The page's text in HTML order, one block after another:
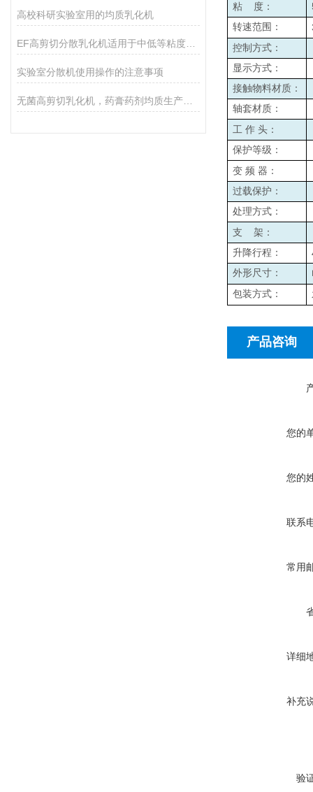
高校科研实验室用的均质乳化机
实验室分散机使用操作的注意事项
粘 度：
转速范围：
控制方式：
显示方式：
接触物料材质：
轴套材质：
工 作 头：
保护等级：
变 频 器：
过载保护：
处理方式：
支
架：
升降行程：
外形尺寸：
包装方式：
产品咨询
您的
您的
联系
常用
详细
补充
验